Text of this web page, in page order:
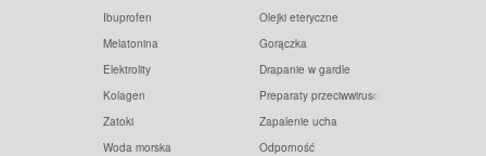
Ibuprofen
Melatonina
Elektrolity
Kolagen
Zatoki
Woda morska
Olejki eteryczne
Gorączka
Drapanie w gardle
Preparaty przeciwwirusowe
Zapalenie ucha
Odporność